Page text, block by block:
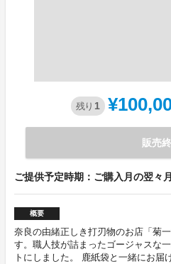
残り 1
販売
ご提供予定時期：ご購入月の翌々
概要
奈良の由緒正しき打刃物のお店「菊
す。職人技が詰まったゴージャスな
トにしました。 鹿紙袋と一緒にお届